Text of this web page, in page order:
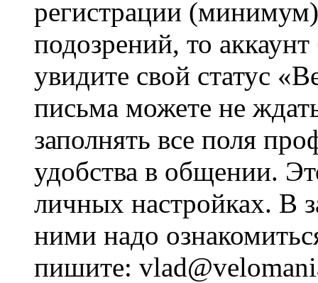
регистрации
подозрений, то
увидите свой статус
письма можете не
заполнять все поля
удобства в общении.
личных настройках. В
ними надо
пишите: